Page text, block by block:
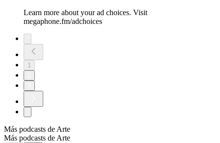
Learn more about your ad choices. Visit
megaphone.fm/adchoices
1
Más podcasts de Arte
Más podcasts de Arte